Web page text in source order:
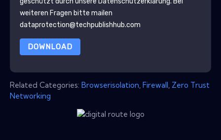
weiteren Fragen bitte mailen
dataprotection@techpublishhub.com
DOWNLOAD
Related Categories: Browserisolation Firewall Zero Trust
Networking